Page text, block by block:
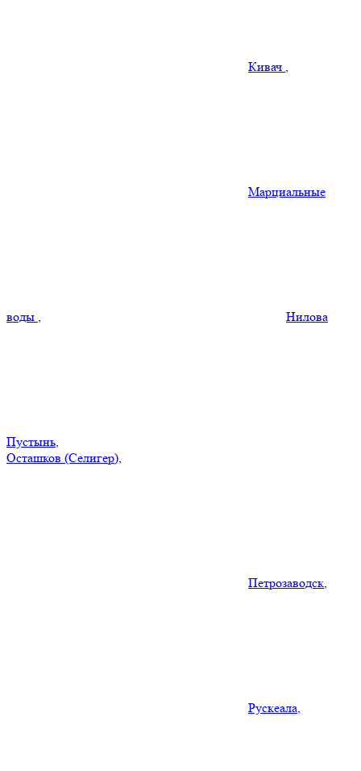
Кивач ,
Марциальные
воды , Нилова
Пустынь,
Осташков (Селигер),
Петрозаводск,
Рускеала,